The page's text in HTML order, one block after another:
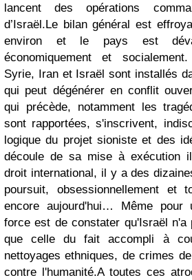
lancent des opérations
d’Israël.Le bilan général est
environ et le pays est
économiquement et
Syrie, Iran et Israël sont installés
qui peut dégénérer en conflit
qui précède, notamment les
sont rapportées, s'inscrivent,
logique du projet sioniste et des
découle de sa mise à exécution
droit international, il y a des
poursuit, obsessionnellement et
encore aujourd'hui… Même pour
force est de constater qu'Israël n'a
que celle du fait accompli à
nettoyages ethniques, de crimes
contre l'humanité.A toutes ces